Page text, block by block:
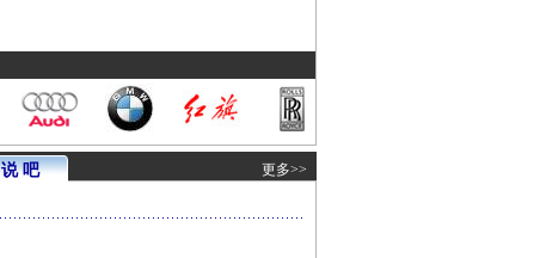
说 吧 更多>>